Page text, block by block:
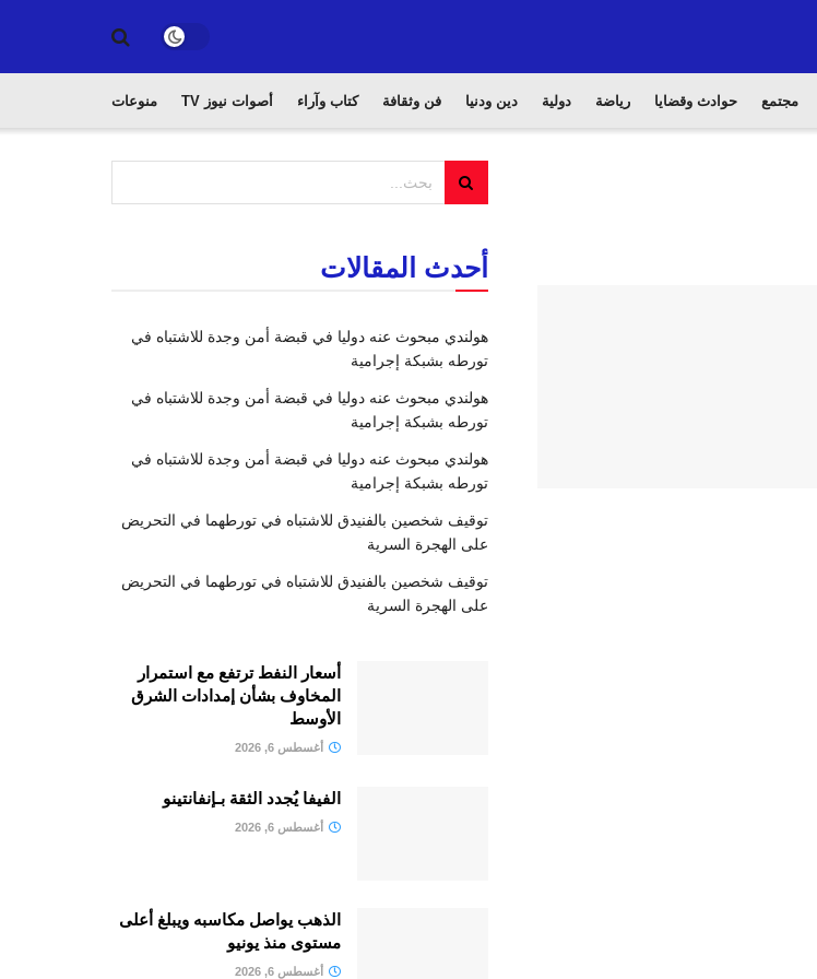
مجتمع حوادث وقضايا رياضة دولية دين ودنيا فن وثقافة كتاب وآراء أصوات نيوز TV منوعات
أحدث المقالات
هولندي مبحوث عنه دوليا في قبضة أمن وجدة للاشتباه في
تورطه بشبكة إجرامية
هولندي مبحوث عنه دوليا في قبضة أمن وجدة للاشتباه في
تورطه بشبكة إجرامية
هولندي مبحوث عنه دوليا في قبضة أمن وجدة للاشتباه في
تورطه بشبكة إجرامية
توقيف شخصين بالفنيدق للاشتباه في تورطهما في التحريض
على الهجرة السرية
توقيف شخصين بالفنيدق للاشتباه في تورطهما في التحريض
على الهجرة السرية
أسعار النفط ترتفع مع استمرار
المخاوف بشأن إمدادات الشرق
الأوسط
أغسطس 6, 2026
الفيفا يُجدد الثقة بـإنفانتينو
أغسطس 6, 2026
الذهب يواصل مكاسبه ويبلغ أعلى
مستوى منذ يونيو
أغسطس 6, 2026